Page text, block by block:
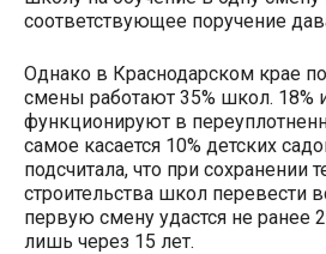
соответствующее поручение
Однако в Краснодарском крае
смены работают 35% школ. 18%
функционируют в
самое касается 10% детских
подсчитала, что при сохранении
строительства школ перевести
первую смену удастся не ранее
лишь через 15 лет.